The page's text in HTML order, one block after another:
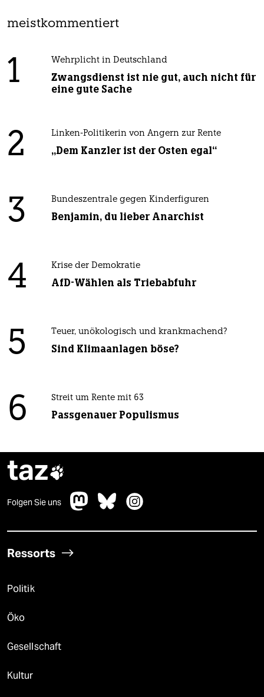
meistkommentiert
1 Wehrplicht in Deutschland
Zwangsdienst ist nie gut, auch nicht für
eine gute Sache
2 Linken-Politikerin von Angern zur Rente
„Dem Kanzler ist der Osten egal“
3 Bundeszentrale gegen Kinderfiguren
Benjamin, du lieber Anarchist
4 Krise der Demokratie
AfD-Wählen als Triebabfuhr
5 Teuer, unökologisch und krankmachend?
Sind Klimaanlagen böse?
6 Streit um Rente mit 63
Passgenauer Populismus
taz
Folgen Sie uns
Ressorts
Politik
Öko
Gesellschaft
Kultur